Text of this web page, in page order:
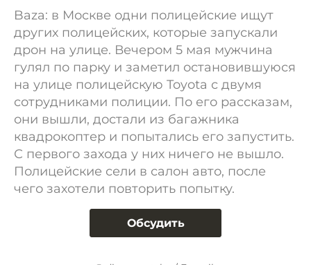
Baza: в Москве одни полицейские ищут
других полицейских, которые запускали
дрон на улице. Вечером 5 мая мужчина
гулял по парку и заметил остановившуюся
на улице полицейскую Toyota с двумя
сотрудниками полиции. По его рассказам,
они вышли, достали из багажника
квадрокоптер и попытались его запустить.
С первого захода у них ничего не вышло.
Полицейские сели в салон авто, после
чего захотели повторить попытку.
Обсудить